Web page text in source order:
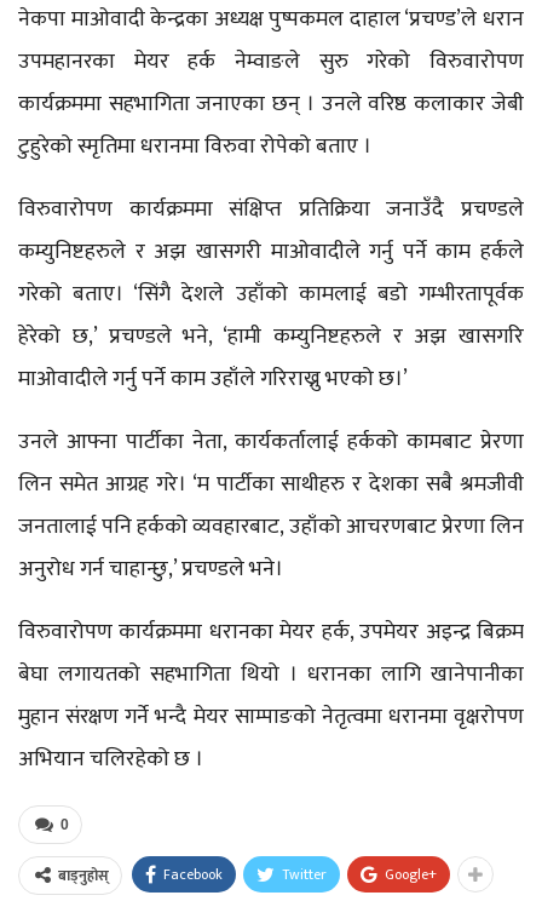
नेकपा माओवादी केन्द्रका अध्यक्ष पुष्पकमल दाहाल ‘प्रचण्ड’ले धरान
उपमहानरका मेयर हर्क नेम्वाङले सुरु गरेको विरुवारोपण
कार्यक्रममा सहभागिता जनाएका छन् । उनले वरिष्ठ कलाकार जेबी
टुहुरेको स्मृतिमा धरानमा विरुवा रोपेको बताए ।
विरुवारोपण कार्यक्रममा संक्षिप्त प्रतिक्रिया जनाउँदै प्रचण्डले
कम्युनिष्टहरुले र अझ खासगरी माओवादीले गर्नु पर्ने काम हर्कले
गरेको बताए। ‘सिंगै देशले उहाँको कामलाई बडो गम्भीरतापूर्वक
हेरेको छ,’ प्रचण्डले भने, ‘हामी कम्युनिष्टहरुले र अझ खासगरि
माओवादीले गर्नु पर्ने काम उहाँले गरिराख्नु भएको छ।’
उनले आफ्ना पार्टीका नेता, कार्यकर्तालाई हर्कको कामबाट प्रेरणा
लिन समेत आग्रह गरे। ‘म पार्टीका साथीहरु र देशका सबै श्रमजीवी
जनतालाई पनि हर्कको व्यवहारबाट, उहाँको आचरणबाट प्रेरणा लिन
अनुरोध गर्न चाहान्छु,’ प्रचण्डले भने।
विरुवारोपण कार्यक्रममा धरानका मेयर हर्क, उपमेयर अइन्द्र बिक्रम
बेघा लगायतको सहभागिता थियो । धरानका लागि खानेपानीका
मुहान संरक्षण गर्ने भन्दै मेयर साम्पाङको नेतृत्वमा धरानमा वृक्षरोपण
अभियान चलिरहेको छ ।
0
बाड्नुहोस् Facebook Twitter Google+